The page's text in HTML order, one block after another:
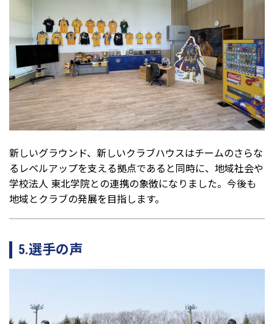
新しいグラウンド、新しいクラブハウスはチームのさらな
るレベルアップを支える拠点であると同時に、地域社会や
学校法人 東北学院との連携の象徴になりました。今後も
地域とクラブの発展を目指します。
5.選手の声